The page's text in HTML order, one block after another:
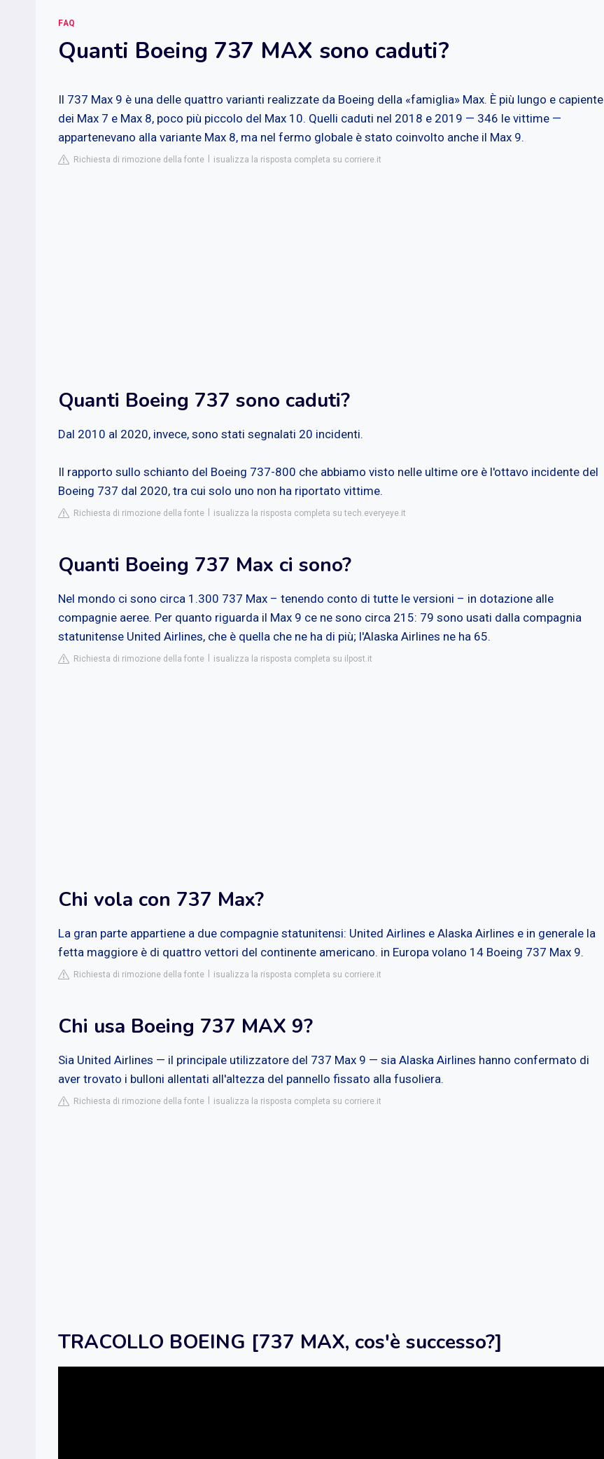
FAQ
Quanti Boeing 737 MAX sono caduti?
Il 737 Max 9 è una delle quattro varianti realizzate da Boeing della «famiglia» Max. È più lungo e capiente
dei Max 7 e Max 8, poco più piccolo del Max 10. Quelli caduti nel 2018 e 2019 — 346 le vittime —
appartenevano alla variante Max 8, ma nel fermo globale è stato coinvolto anche il Max 9.
Richiesta di rimozione della fonte isualizza la risposta completa su corriere.it
Quanti Boeing 737 sono caduti?
Dal 2010 al 2020, invece, sono stati segnalati 20 incidenti.
Il rapporto sullo schianto del Boeing 737-800 che abbiamo visto nelle ultime ore è l'ottavo incidente del
Boeing 737 dal 2020, tra cui solo uno non ha riportato vittime.
Richiesta di rimozione della fonte isualizza la risposta completa su tech.everyeye.it
Quanti Boeing 737 Max ci sono?
Nel mondo ci sono circa 1.300 737 Max – tenendo conto di tutte le versioni – in dotazione alle
compagnie aeree. Per quanto riguarda il Max 9 ce ne sono circa 215: 79 sono usati dalla compagnia
statunitense United Airlines, che è quella che ne ha di più; l'Alaska Airlines ne ha 65.
Richiesta di rimozione della fonte isualizza la risposta completa su ilpost.it
Chi vola con 737 Max?
La gran parte appartiene a due compagnie statunitensi: United Airlines e Alaska Airlines e in generale la
fetta maggiore è di quattro vettori del continente americano. in Europa volano 14 Boeing 737 Max 9.
Richiesta di rimozione della fonte isualizza la risposta completa su corriere.it
Chi usa Boeing 737 MAX 9?
Sia United Airlines — il principale utilizzatore del 737 Max 9 — sia Alaska Airlines hanno confermato di
aver trovato i bulloni allentati all'altezza del pannello fissato alla fusoliera.
Richiesta di rimozione della fonte isualizza la risposta completa su corriere.it
TRACOLLO BOEING [737 MAX, cos'è successo?]